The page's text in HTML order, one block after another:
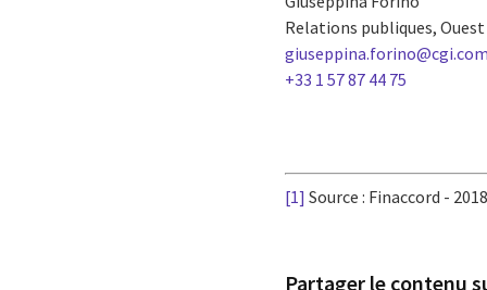
Relations publiques, Ouest
giuseppina.forino@cgi.com
+33 1 57 87 44 75
[1] Source : Finaccord - 2018
Partager le contenu